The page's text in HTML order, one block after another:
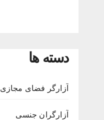
دسته ها
آزارگر فضای مجازی
آزارگران جنسی